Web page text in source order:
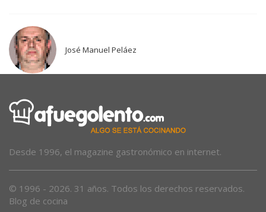
José Manuel Peláez
Desde 1996, el magazine gastronómico en internet.
© 1996 - 2026. 31 años. Todos los derechos reservados.
Blog de cocina